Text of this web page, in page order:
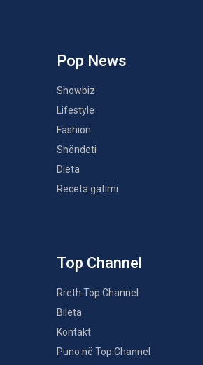
Pop News
Showbiz
Lifestyle
Fashion
Shëndeti
Dieta
Receta gatimi
Top Channel
Rreth Top Channel
Bileta
Kontakt
Puno në Top Channel